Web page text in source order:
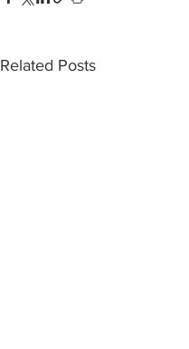
Related Posts